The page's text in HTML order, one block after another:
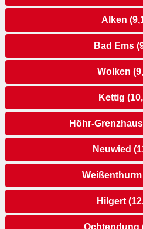
Alken
Bad Ems
Wolken
Kettig
Höhr-
Neuwied
Weißenthurm
Hilgert